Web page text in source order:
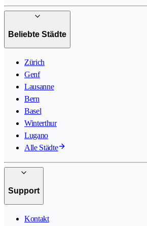
Beliebte Städte
Zürich
Genf
Lausanne
Bern
Basel
Winterthur
Lugano
Alle Städte
Support
Kontakt